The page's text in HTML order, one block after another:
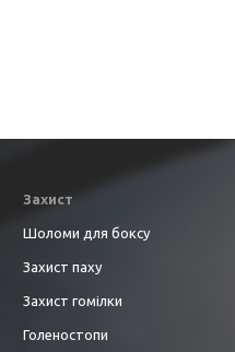
Захист
Шоломи для боксу
Захист паху
Захист гомілки
Голеностопи